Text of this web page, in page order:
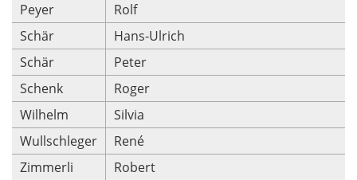
Peyer
Rolf
Schär
Hans-Ulrich
Schär
Peter
Schenk
Roger
Wilhelm
Silvia
Wullschleger
René
Zimmerli
Robert